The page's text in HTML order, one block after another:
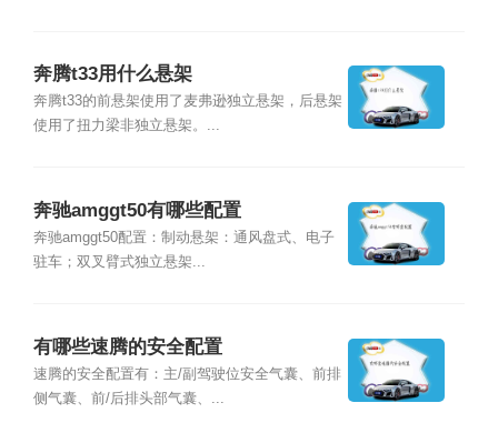
奔腾t33用什么悬架
奔腾t33的前悬架使用了麦弗逊独立悬架，后悬架
使用了扭力梁非独立悬架。...
奔驰amggt50有哪些配置
奔驰amggt50配置：制动悬架：通风盘式、电子
驻车；双叉臂式独立悬架...
有哪些速腾的安全配置
速腾的安全配置有：主/副驾驶位安全气囊、前排
侧气囊、前/后排头部气囊、...